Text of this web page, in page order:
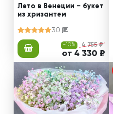
Лето в Венеции – букет
из хризантем
30
-10% 4 755 ₽
от 4 330 ₽